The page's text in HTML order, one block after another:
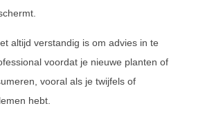
altijd verstandig is om advies in te
voordat je nieuwe planten of
vooral als je twijfels of
hebt.